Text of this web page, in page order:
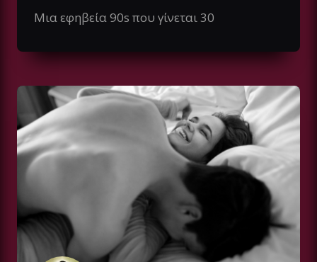
Μια εφηβεία 90s που γίνεται 30